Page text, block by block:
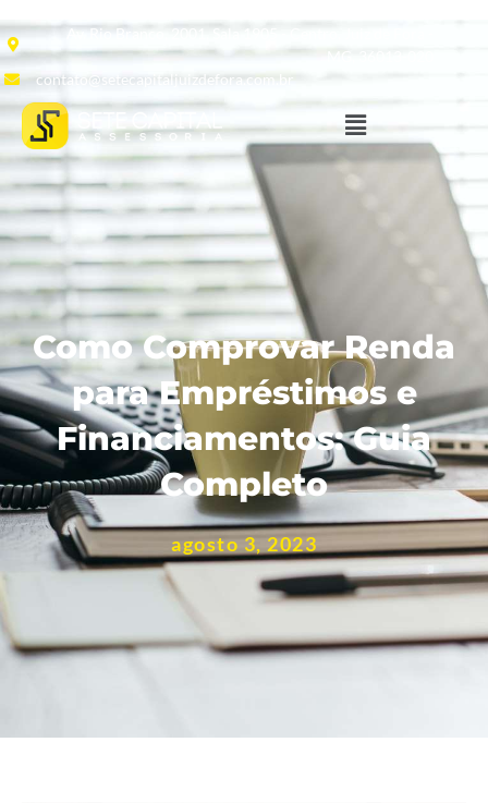
Av. Rio Branco, 2001, Sala 1905 - Centro, Juiz de Fora -
contato@setecapitaljuizdefora.com.br
Como Comprovar Renda
para Empréstimos e
Financiamentos: Guia
Completo
agosto 3, 2023